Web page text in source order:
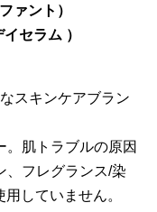
ァント）
セラム ）
スキンケアブラン
。肌トラブルの原因
、フレグランス/染
していません。